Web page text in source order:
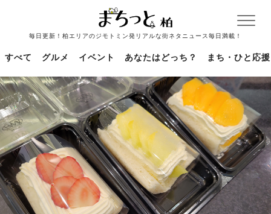
毎日更新！柏エリアのジモトミン発リアルな街ネタニュース毎日満載！
すべて グルメ イベント あなたはどっち？ まち・ひと応援